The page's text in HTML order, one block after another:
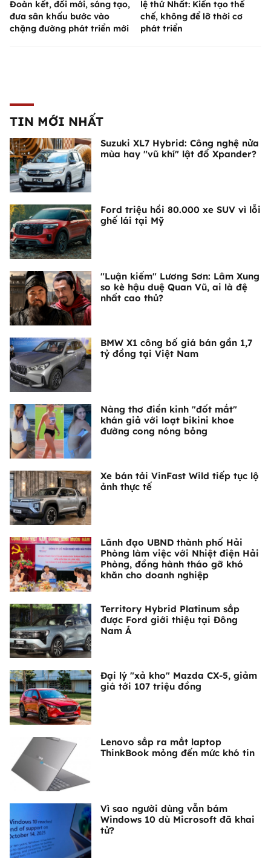
Đoàn kết, đổi mới, sáng tạo,
đưa sân khấu bước vào
chặng đường phát triển mới
lệ thứ Nhất: Kiến tạo thể
chế, không để lỡ thời cơ
phát triển
TIN MỚI NHẤT
Suzuki XL7 Hybrid: Công nghệ nửa
mùa hay "vũ khí" lật đổ Xpander?
Ford triệu hồi 80.000 xe SUV vì lỗi
ghế lái tại Mỹ
"Luận kiếm" Lương Sơn: Lâm Xung
so kè hậu duệ Quan Vũ, ai là đệ
nhất cao thủ?
BMW X1 công bố giá bán gần 1,7
tỷ đồng tại Việt Nam
Nàng thơ điền kinh "đốt mắt"
khán giả với loạt bikini khoe
đường cong nóng bỏng
Xe bán tải VinFast Wild tiếp tục lộ
ảnh thực tế
Lãnh đạo UBND thành phố Hải
Phòng làm việc với Nhiệt điện Hải
Phòng, đồng hành tháo gỡ khó
khăn cho doanh nghiệp
Territory Hybrid Platinum sắp
được Ford giới thiệu tại Đông
Nam Á
Đại lý "xả kho" Mazda CX-5, giảm
giá tới 107 triệu đồng
Lenovo sắp ra mắt laptop
ThinkBook mỏng đến mức khó tin
Vì sao người dùng vẫn bám
Windows 10 dù Microsoft đã khai
tử?